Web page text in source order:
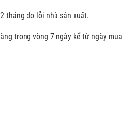
tháng do lỗi nhà sản xuất.
trong vòng 7 ngày kể từ ngày mua